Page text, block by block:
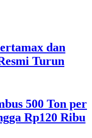
dan
Turun
500 Ton per
Rp120 Ribu